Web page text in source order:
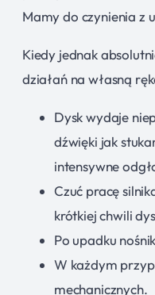
Mamy do czynienia z
Kiedy jednak
działań na własną
Dysk wydaje
dźwięki jak
intensywne
Czuć pracę
krótkiej chwili
Po upadku
W każdym
mechanicznych.